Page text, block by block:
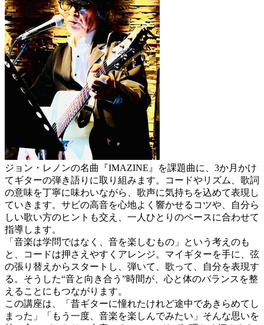
ジョン・レノンの名曲『IMAZINE』を課題曲に、3か月かけ
てギターの弾き語りに取り組みます。コードやリズム、歌詞
の意味を丁寧に味わいながら、歌声に気持ちを込めて表現し
ていきます。サビの高音を心地よく響かせるコツや、自分ら
しい歌い方のヒントも交え、一人ひとりのペースに合わせて
指導します。
「音楽は学問ではなく、音を楽しむもの」という考えのも
と、コードは押さえやすくアレンジ。マイギターを手に、弦
の張り替えからスタートし、弾いて、歌って、自分を表現す
る。そうした“音と向き合う”時間が、心と体のバランスを整
えることにもつながります。
この講座は、「昔ギターに憧れたけれど途中であきらめてし
まった」「もう一度、音楽を楽しんでみたい」そんな思いを